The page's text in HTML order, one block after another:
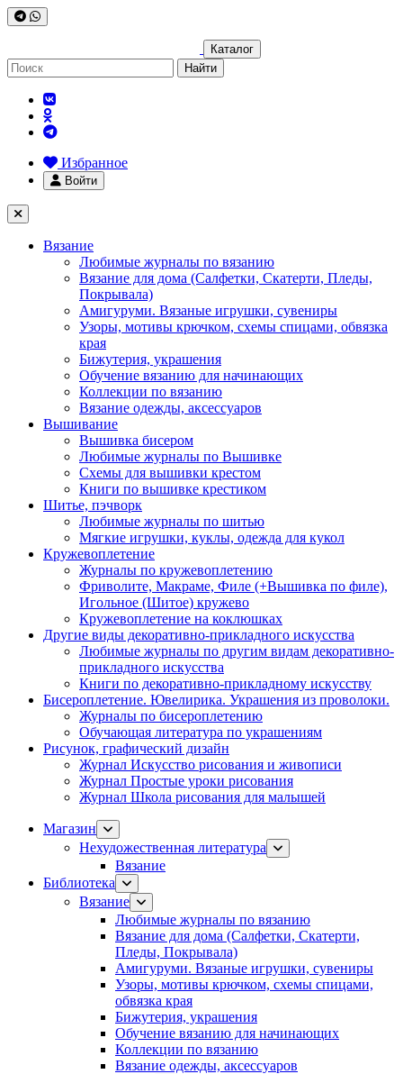
Каталог
Найти
Избранное
Войти
Вязание
Любимые журналы по вязанию
Вязание для дома (Салфетки, Скатерти, Пледы,
Покрывала)
Амигуруми. Вязаные игрушки, сувениры
Узоры, мотивы крючком, схемы спицами, обвязка
края
Бижутерия, украшения
Обучение вязанию для начинающих
Коллекции по вязанию
Вязание одежды, аксессуаров
Вышивание
Вышивка бисером
Любимые журналы по Вышивке
Схемы для вышивки крестом
Книги по вышивке крестиком
Шитье, пэчворк
Любимые журналы по шитью
Мягкие игрушки, куклы, одежда для кукол
Кружевоплетение
Журналы по кружевоплетению
Фриволите, Макраме, Филе (+Вышивка по филе),
Игольное (Шитое) кружево
Кружевоплетение на коклюшках
Другие виды декоративно-прикладного искусства
Любимые журналы по другим видам декоративно-
прикладного искусства
Книги по декоративно-прикладному искусству
Бисероплетение. Ювелирика. Украшения из проволоки.
Журналы по бисероплетению
Обучающая литература по украшениям
Рисунок, графический дизайн
Журнал Искусство рисования и живописи
Журнал Простые уроки рисования
Журнал Школа рисования для малышей
Магазин
Нехудожественная литература
Вязание
Библиотека
Вязание
Любимые журналы по вязанию
Вязание для дома (Салфетки, Скатерти,
Пледы, Покрывала)
Амигуруми. Вязаные игрушки, сувениры
Узоры, мотивы крючком, схемы спицами,
обвязка края
Бижутерия, украшения
Обучение вязанию для начинающих
Коллекции по вязанию
Вязание одежды, аксессуаров